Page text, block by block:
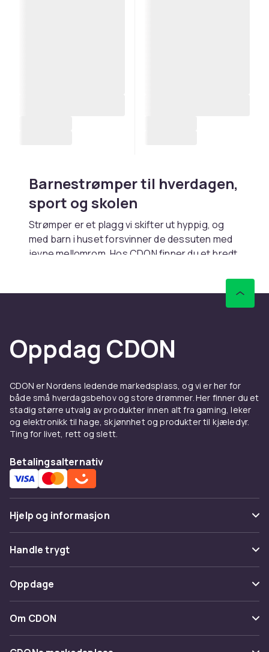
Barnestrømper til hverdagen,
sport og skolen
Strømper er et plagg vi skifter ut hyppig, og
med barn i huset forsvinner de dessuten med
jevne mellomrom. Hos CDON finner du et bredt
tykkelser og mønstre. Vi tilbyr strømper til alle
aldre og behov, fra tynne sommersokker og
Suppler med strømpebukser til ekstra varme
ben under kjoler og skjørt. Se hele sortimentet
Hverdagsstrømper og
skolestrømper
Enkle og behagelige bomullsstrømper er et
uunnværlig basisplagg. Velg strømper med
forsterket hæl og tå for ekstra holdbarhet.
Strømper selges i praktiske flerpakker, som er
en prisgunstig og smart måte å alltid ha et
lager hjemme.
Velg pakker i nøytrale farger som lett matcher
barnets klær, eller velg morsomme mønstrede
Sportsstrømper til aktive
barn
Oppdag CDON
CDON er Nordens ledende markedsplass, og vi er her for
både små hverdagsbehov og store drømmer. Her finner du et
stadig større utvalg av produkter innen alt fra gaming, leker
og elektronikk til hage, skjønnhet og produkter til kjæledyr.
Ting for livet, rett og slett.
Betalingsalternativ
Hjelp og informasjon
Vanlige spørsmål
Spor pakke
Angre & returner her
Kontakt oss
Handle trygt
Betaling
Levering
Oppdage
Kategorier
Varemerker
Om CDON
Om oss